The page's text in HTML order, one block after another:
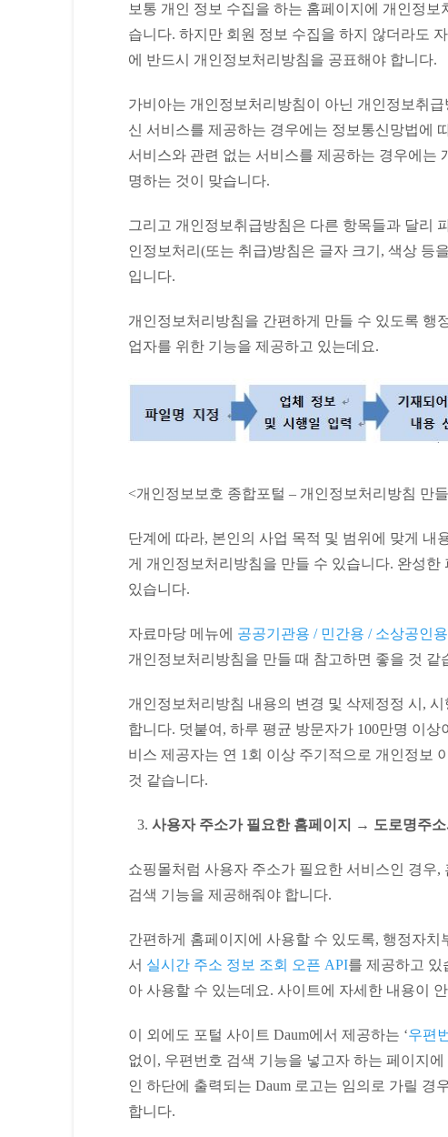
보통 개인 정보 수집을 하는 홈페이지에 개인정
습니다. 하지만 회원 정보 수집을 하지 않더라도
에 반드시 개인정보처리방침을 공표해야 합니다.
가비아는 개인정보처리방침이 아닌 개인정보취
신 서비스를 제공하는 경우에는 정보통신망법에
서비스와 관련 없는 서비스를 제공하는 경우에는
명하는 것이 맞습니다.
그리고 개인정보취급방침은 다른 항목들과 달리
인정보처리(또는 취급)방침은 글자 크기, 색상 등
입니다.
개인정보처리방침을 간편하게 만들 수 있도록 행
업자를 위한 기능을 제공하고 있는데요.
<개인정보보호 종합포털 – 개인정보처리방침 만
단계에 따라, 본인의 사업 목적 및 범위에 맞게 내
게 개인정보처리방침을 만들 수 있습니다. 완성
있습니다.
자료마당 메뉴에 공공기관용 / 민간용 / 소상공인
개인정보처리방침을 만들 때 참고하면 좋을 것 같
개인정보처리방침 내용의 변경 및 삭제정정 시,
합니다. 덧붙여, 하루 평균 방문자가 100만명 이
비스 제공자는 연 1회 이상 주기적으로 개인정보
것 같습니다.
사용자 주소가 필요한 홈페이지 → 도로명주
쇼핑몰처럼 사용자 주소가 필요한 서비스인 경우
검색 기능을 제공해줘야 합니다.
간편하게 홈페이지에 사용할 수 있도록, 행정자치
서 실시간 주소 정보 조회 오픈 API를 제공하고 있
아 사용할 수 있는데요. 사이트에 자세한 내용이
이 외에도 포털 사이트 Daum에서 제공하는 ‘우편
없이, 우편번호 검색 기능을 넣고자 하는 페이지
인 하단에 출력되는 Daum 로고는 임의로 가릴
합니다.